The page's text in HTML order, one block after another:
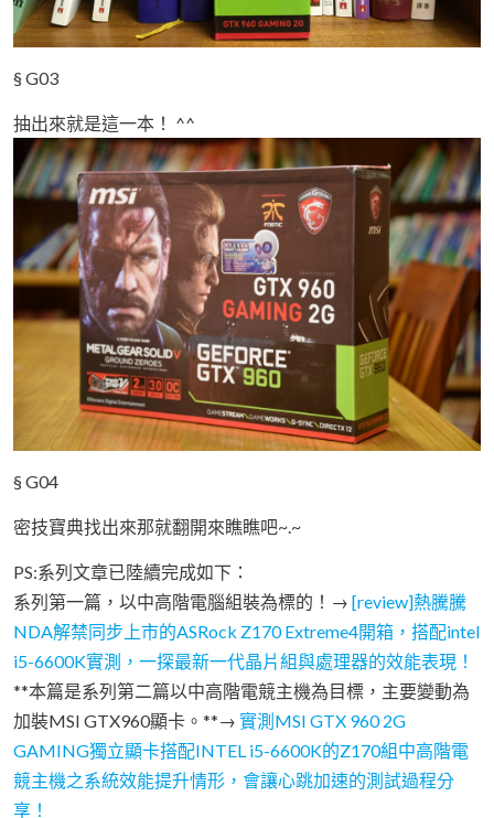
§ G03
抽出來就是這一本！ ^^
§ G04
密技寶典找出來那就翻開來瞧瞧吧~.~
PS:系列文章已陸續完成如下：
系列第一篇，以中高階電腦組裝為標的！→ [review]熱騰騰
NDA解禁同步上市的ASRock Z170 Extreme4開箱，搭配intel
i5-6600K實測，一探最新一代晶片組與處理器的效能表現！
**本篇是系列第二篇以中高階電競主機為目標，主要變動為
加裝MSI GTX960顯卡。**→ 實測MSI GTX 960 2G
GAMING獨立顯卡搭配INTEL i5-6600K的Z170組中高階電
競主機之系統效能提升情形，會讓心跳加速的測試過程分
享！